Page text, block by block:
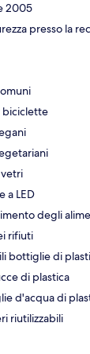
2005
presso la
biciclette
a LED
degli
rifiuti
bottiglie di
di plastica
d'acqua di
riutilizzabili